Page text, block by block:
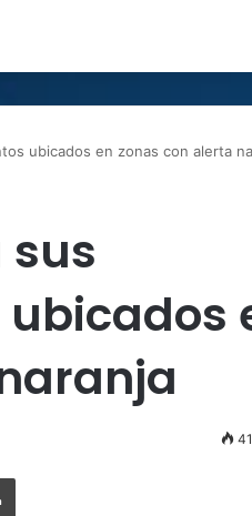
ubicados en zonas con alerta
sus
41
electrónico
Imprimir